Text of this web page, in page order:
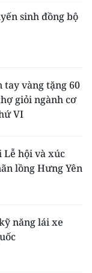
sinh đồng bộ
tay vàng tặng 60
giỏi ngành cơ
VI
Lễ hội và xúc
lồng Hưng Yên
năng lái xe